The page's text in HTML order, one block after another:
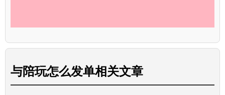
与陪玩怎么发单相关文章